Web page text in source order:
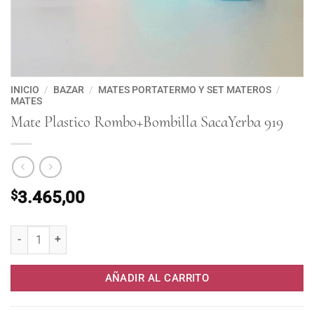
INICIO / BAZAR / MATES PORTATERMO Y SET MATEROS /
MATES
Mate Plastico Rombo+Bombilla SacaYerba 919
$3.465,00
AÑADIR AL CARRITO